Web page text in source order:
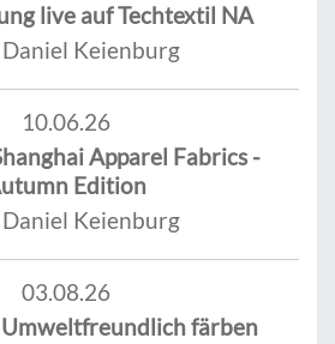
live auf Techtextil NA
Keienburg
10.06.26
Apparel Fabrics -
Edition
Keienburg
03.08.26
Umweltfreundlich färben